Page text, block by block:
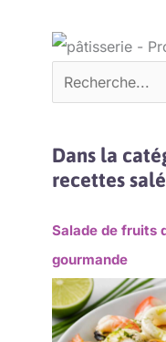
Dans la
recettes
Salade de fruits
gourmande